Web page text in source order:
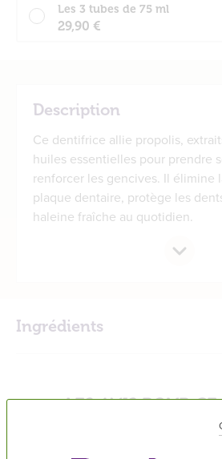
Les 3 tubes de 75 ml
29,90 €
Description
Ce dentifrice allie propolis,
huiles essentielles pour prendre
renforcer les gencives. Il élimine
plaque dentaire, protège les
haleine fraîche au quotidien.
Ingrédients
LES AVIS POUR
Dentifrice Propolis